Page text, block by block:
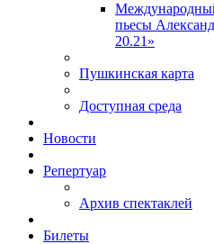
пьесы
20.21»
Пушкинская карта
Доступная среда
Новости
Репертуар
Архив спектаклей
Билеты